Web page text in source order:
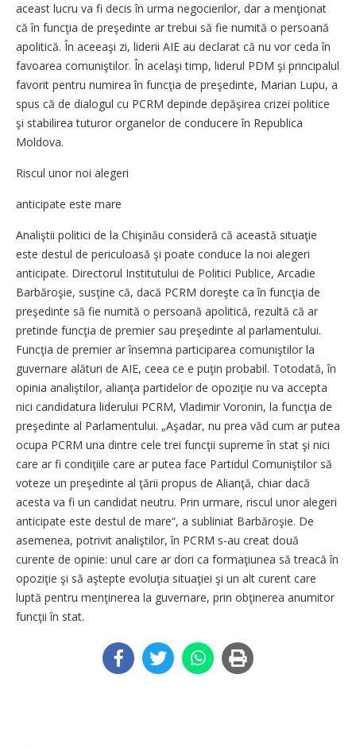
aceast lucru va fi decis în urma negocierilor, dar a menţionat
că în funcţia de preşedinte ar trebui să fie numită o persoană
apolitică. În aceeaşi zi, liderii AIE au declarat că nu vor ceda în
favoarea comuniştilor. În acelaşi timp, liderul PDM şi principalul
favorit pentru numirea în funcţia de preşedinte, Marian Lupu, a
spus că de dialogul cu PCRM depinde depăşirea crizei politice
şi stabilirea tuturor organelor de conducere în Republica
Moldova.
Riscul unor noi alegeri
anticipate este mare
Analiştii politici de la Chişinău consideră că această situaţie
este destul de periculoasă şi poate conduce la noi alegeri
anticipate. Directorul Institutului de Politici Publice, Arcadie
Barbăroşie, susţine că, dacă PCRM doreşte ca în funcţia de
preşedinte să fie numită o persoană apolitică, rezultă că ar
pretinde funcţia de premier sau preşedinte al parlamentului.
Funcţia de premier ar însemna participarea comuniştilor la
guvernare alături de AIE, ceea ce e puţin probabil. Totodată, în
opinia analiştilor, alianţa partidelor de opoziţie nu va accepta
nici candidatura liderului PCRM, Vladimir Voronin, la funcţia de
preşedinte al Parlamentului. „Aşadar, nu prea văd cum ar putea
ocupa PCRM una dintre cele trei funcţii supreme în stat şi nici
care ar fi condiţiile care ar putea face Partidul Comuniştilor să
voteze un preşedinte al ţării propus de Alianţă, chiar dacă
acesta va fi un candidat neutru. Prin urmare, riscul unor alegeri
anticipate este destul de mare“, a subliniat Barbăroşie. De
asemenea, potrivit analiştilor, în PCRM s-au creat două
curente de opinie: unul care ar dori ca formaţiunea să treacă în
opoziţie şi să aştepte evoluţia situaţiei şi un alt curent care
luptă pentru menţinerea la guvernare, prin obţinerea anumitor
funcţii în stat.